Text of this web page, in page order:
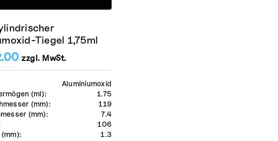
Aluminiumoxid
(ml):
1.75
(mm):
119
(mm):
7.4
106
1.3
Tiegel 1,75ml
zzgl. MwSt.